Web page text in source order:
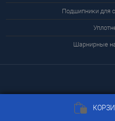
Подшипники для
Шарнирные